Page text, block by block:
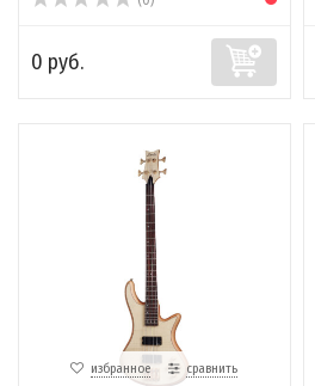
0 руб.
избранное сравнить